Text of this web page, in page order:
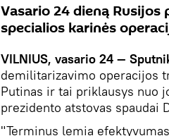
Vasario 24 dieną
specialios karinės
VILNIUS, vasario 24 —
demilitarizavimo operacijos
Putinas ir tai priklausys nuo
prezidento atstovas spaudai
"Terminus lemia